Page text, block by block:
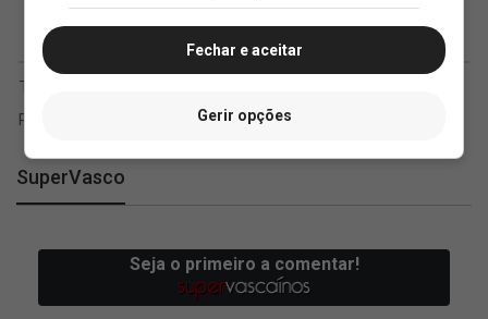
SuperVasco
Fechar e aceitar
Gerir opções